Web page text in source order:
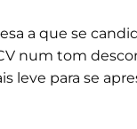
a que se
num tom
leve para se